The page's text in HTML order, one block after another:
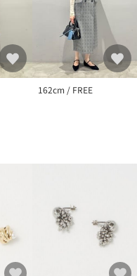
162cm / FREE